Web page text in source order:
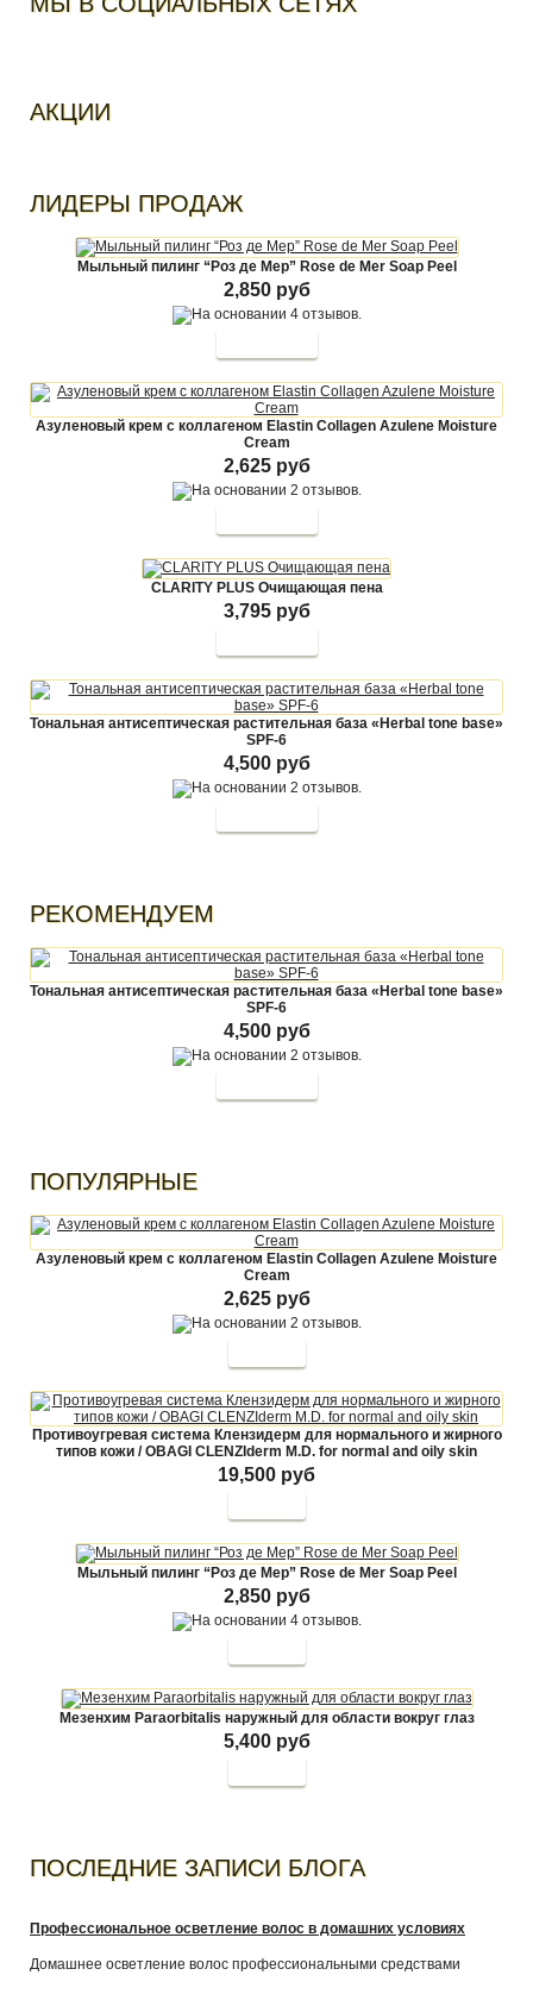
АКЦИИ
ЛИДЕРЫ ПРОДАЖ
Мыльный пилинг “Роз де Мер” Rose de Mer Soap Peel
2,850 руб
Азуленовый крем с коллагеном Elastin Collagen Azulene Moisture
Cream
2,625 руб
CLARITY PLUS Очищающая пена
3,795 руб
Тональная антисептическая растительная база «Herbal tone base»
SPF-6
4,500 руб
РЕКОМЕНДУЕМ
Тональная антисептическая растительная база «Herbal tone base»
SPF-6
4,500 руб
ПОПУЛЯРНЫЕ
Азуленовый крем с коллагеном Elastin Collagen Azulene Moisture
Cream
2,625 руб
Противоугревая система Клензидерм для нормального и жирного
типов кожи / OBAGI CLENZIderm M.D. for normal and oily skin
19,500 руб
Мыльный пилинг “Роз де Мер” Rose de Mer Soap Peel
2,850 руб
Мезенхим Paraorbitalis наружный для области вокруг глаз
5,400 руб
ПОСЛЕДНИЕ ЗАПИСИ БЛОГА
Профессиональное осветление волос в домашних условиях
Домашнее осветление волос профессиональными средствами